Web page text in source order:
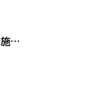
設